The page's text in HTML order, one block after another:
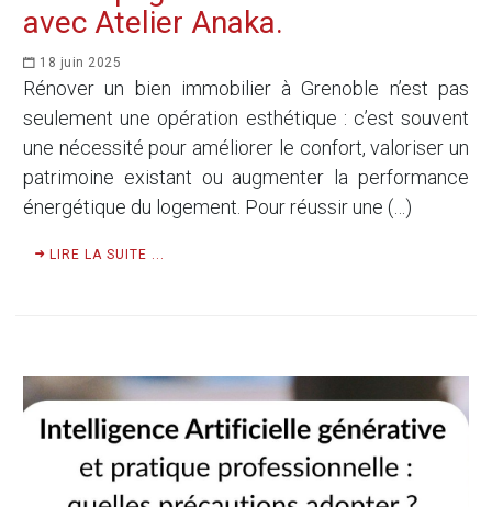
avec Atelier Anaka.
18 juin 2025
Rénover un bien immobilier à Grenoble n’est pas
seulement une opération esthétique : c’est souvent
une nécessité pour améliorer le confort, valoriser un
patrimoine existant ou augmenter la performance
énergétique du logement. Pour réussir une (…)
LIRE LA SUITE ...